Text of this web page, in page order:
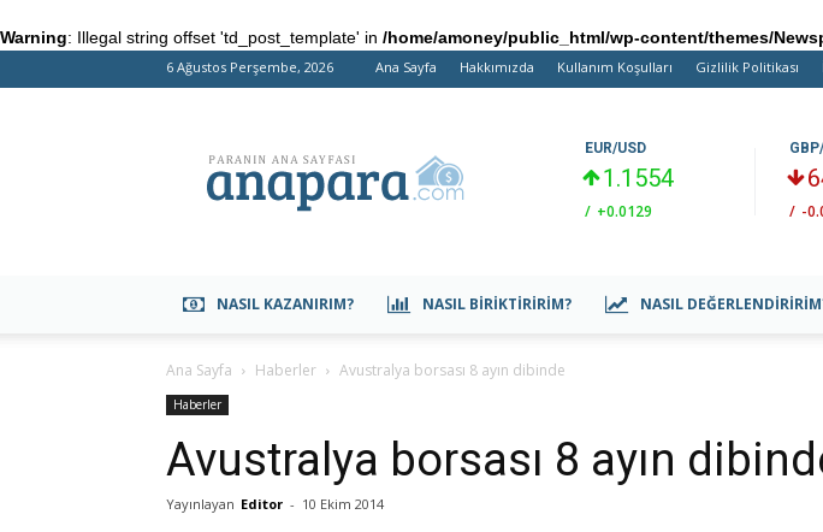
Warning: Illegal string offset 'td_post_template' in /home/amoney/public_html/wp-content/themes/
6 Ağustos Perşembe, 2026 Ana Sayfa Hakkımızda Kullanım Koşulları Gizlilik Politikası
EUR/USD
1.1554
/ +0.0129 / -
NASIL KAZANIRIM? NASIL BIRIKTIRIRIM? NASIL
Ana Sayfa Haberler Avustralya borsası 8 ayın dibinde
Haberler
Avustralya borsası 8 ayın
Yayınlayan Editor - 10 Ekim 2014